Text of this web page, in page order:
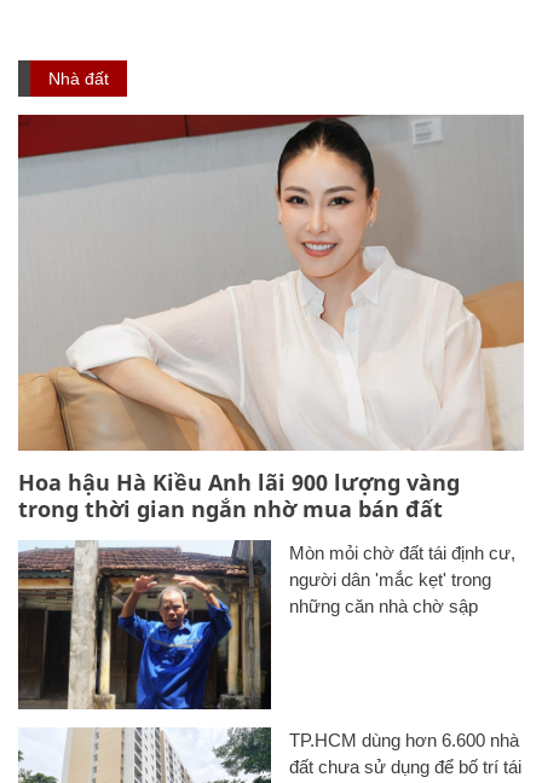
Nhà đất
Hoa hậu Hà Kiều Anh lãi 900 lượng vàng
trong thời gian ngắn nhờ mua bán đất
Mòn mỏi chờ đất tái định cư,
người dân 'mắc kẹt' trong
những căn nhà chờ sập
TP.HCM dùng hơn 6.600 nhà
đất chưa sử dụng để bố trí tái